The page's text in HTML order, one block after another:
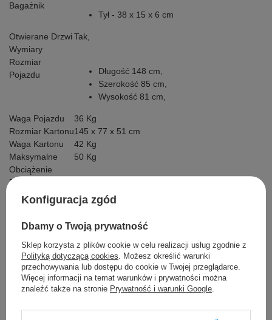
Bagażnik
Tył - 38 x 15 x 6 cm
Otwierane Drzwi Tak,
Wymiary
Rozmiar
Pojazdu
Długość 148 cm,
Szerokość 85 cm,
Wysokość 81 cm,
Waga Pojazdu
36 Kg
Rozmiar Kartonu145 x 77 x 51 cm
Waga Kartonu
42 Kg
Maksymalne
Obciążenie
50 Kg
Prześwit
Wyposażenie
Dodatkowe
Instrukcja +
Montażowy
Ładowarka -
Kabel MiniJack
Konfiguracja zgód
Dbamy o Twoją prywatność
Sklep korzysta z plików cookie w celu realizacji usług zgodnie z
Polityką dotyczącą cookies. Możesz określić warunki
przechowywania lub dostępu do cookie w Twojej przeglądarce.
Więcej informacji na temat warunków i prywatności można
znaleźć także na stronie Prywatność i warunki Google.